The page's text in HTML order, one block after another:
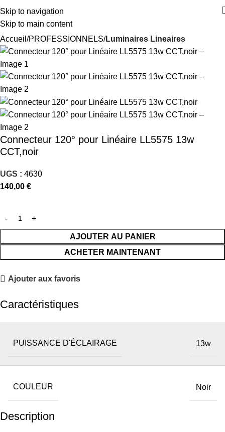
Skip to navigation
Skip to main content
Accueil PROFESSIONNELS Luminaires Lineaires
Connecteur 120° pour Linéaire LL5575 13w
CCT,noir
UGS : 4630
140,00 €
AJOUTER AU PANIER
ACHETER MAINTENANT
Ajouter aux favoris
Caractéristiques
PUISSANCE D'ÉCLAIRAGE 13w
COULEUR Noir
Description